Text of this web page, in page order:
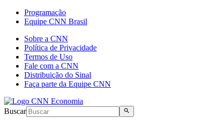
Programação
Equipe CNN Brasil
Sobre a CNN
Política de Privacidade
Termos de Uso
Fale com a CNN
Distribuição do Sinal
Faça parte da Equipe CNN
Buscar